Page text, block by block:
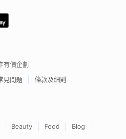
有價企劃
見問題 條款及細則
Beauty Food
Blog